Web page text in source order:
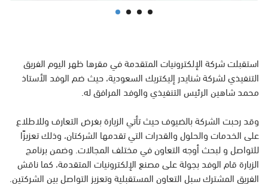
استقبلت شركة الإلكترونيات المتقدمة في مقرها ظهر اليوم الفريق
التنفيذي لشركة شنايدر إليكتريك السعودية، حيث ضم الوفد الأستاذ
محمد شاهين الرئيس التنفيذي والوفد المرافق له.
وقد رحبت الشركة بالضيوف حيث تأتي الزيارة بغرض التعارف وللاطلاع
على الخدمات والحلول والقدرات التي تقدمها الشركتان، وذلك تعزيزًا
للتواصل و لبحث أوجه التعاون في مختلف المجالات. وضمن برنامج
الزيارة قام الوفد بجولة على مصنع الإلكترونيات المتقدمة، كما ناقش
الفريق المشترك سبل التعاون المستقبلية وتعزيز التواصل بين الشركتين.